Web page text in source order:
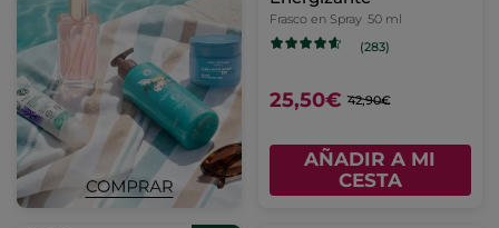
Frasco en Spray 50 ml
(283)
25,50€ 42,90€
AÑADIR A MI
CESTA